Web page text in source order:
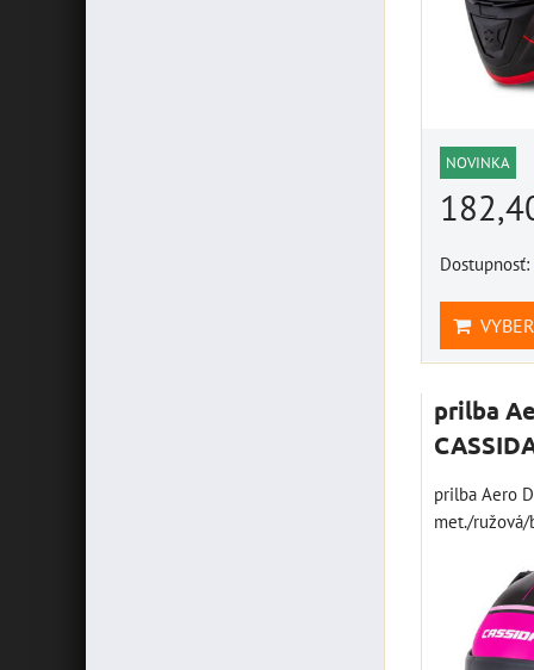
NOVINKA
Dostupnosť:
prilba
prilba Aero
met./